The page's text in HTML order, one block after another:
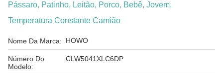
Pássaro, Patinho, Leitão, Porco, Bebê, Jovem,
Temperatura Constante Camião
Nome Da Marca: HOWO
Número Do
Modelo:
CLW5041XLC6DP